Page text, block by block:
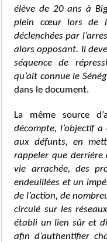
élève de 20 ans à
plein cœur lors de
déclenchées par
alors opposant. Il
séquence de
qu’ait connue le
dans le document.
La même source
décompte, l’objectif a
aux défunts, en
rappeler que derrière
vie arrachée, des
endeuillées et un
de l’action, de
circulé sur les
établi un lien sûr et
afin d’authentifier